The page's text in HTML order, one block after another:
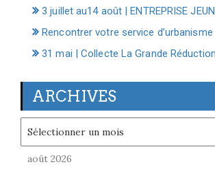
3 juillet au14 août | ENTREPRISE
Rencontrer votre service d’urbanisme
31 mai | Collecte La Grande Réduction
ARCHIVES
août 2026